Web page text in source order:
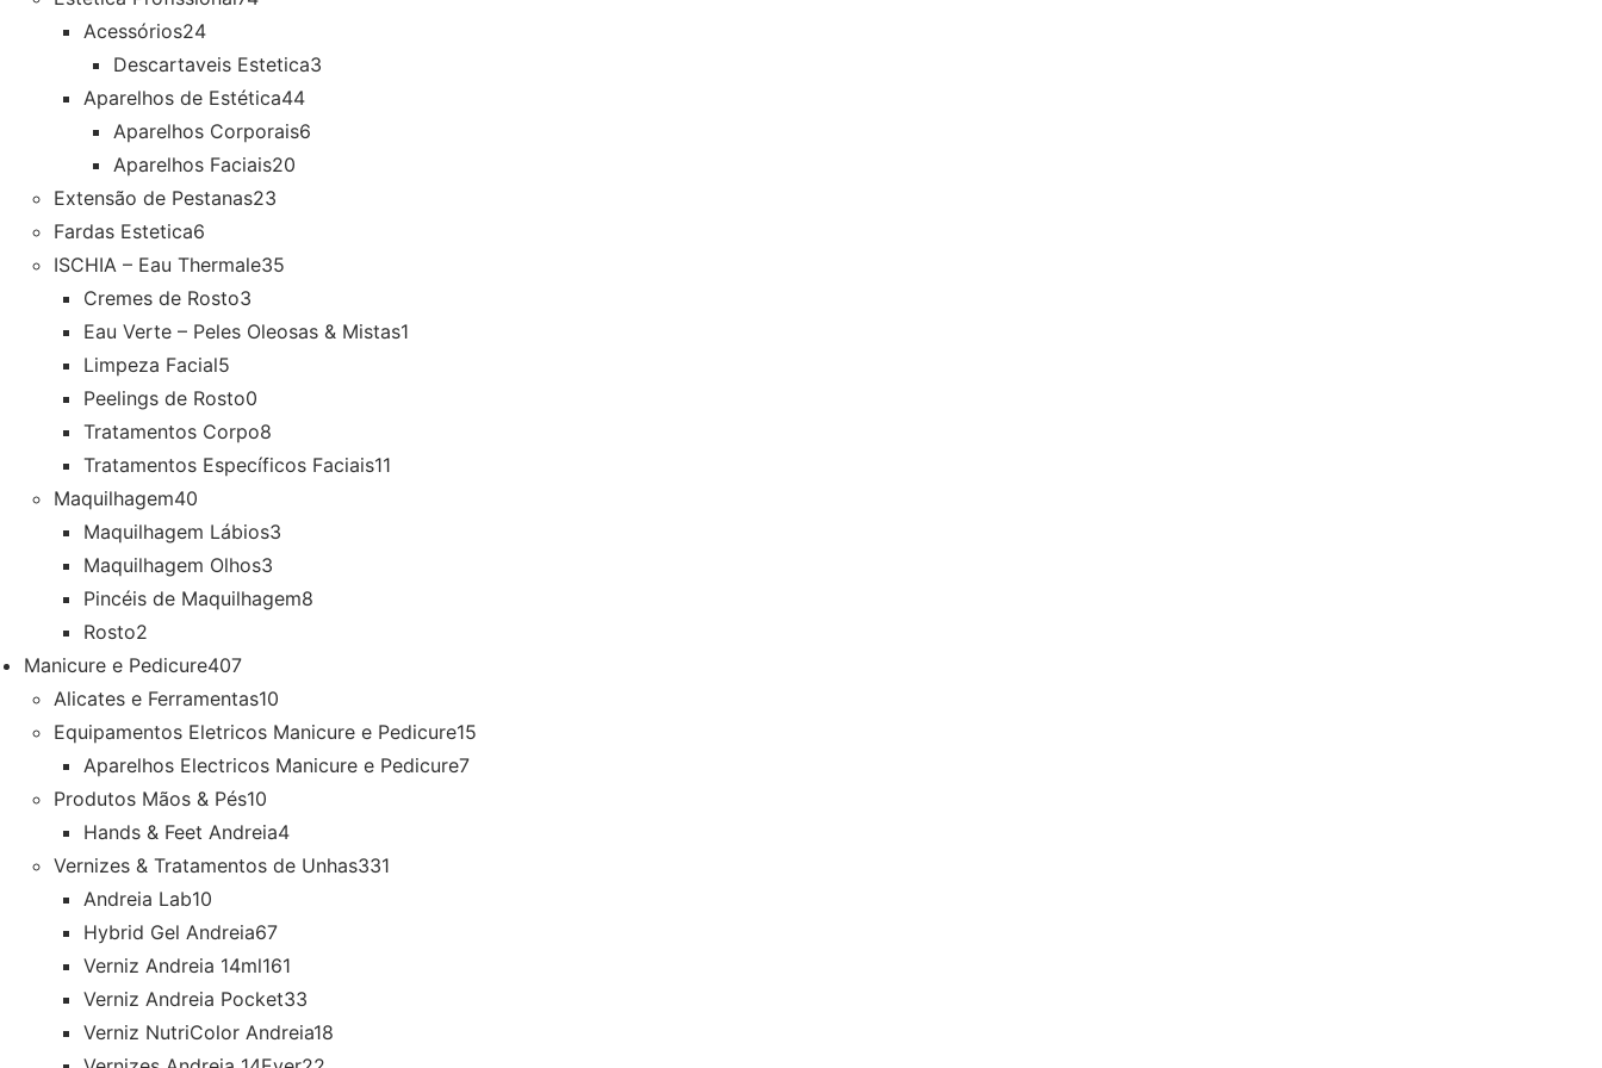
Acessórios24
Descartaveis Estetica3
Aparelhos de Estética44
Aparelhos Corporais6
Aparelhos Faciais20
Extensão de Pestanas23
Fardas Estetica6
ISCHIA – Eau Thermale35
Cremes de Rosto3
Eau Verte – Peles Oleosas & Mistas1
Limpeza Facial5
Peelings de Rosto0
Tratamentos Corpo8
Tratamentos Específicos Faciais11
Maquilhagem40
Maquilhagem Lábios3
Maquilhagem Olhos3
Pincéis de Maquilhagem8
Rosto2
Manicure e Pedicure407
Alicates e Ferramentas10
Equipamentos Eletricos Manicure e Pedicure15
Aparelhos Electricos Manicure e Pedicure7
Produtos Mãos & Pés10
Hands & Feet Andreia4
Vernizes & Tratamentos de Unhas331
Andreia Lab10
Hybrid Gel Andreia67
Verniz Andreia 14ml161
Verniz Andreia Pocket33
Verniz NutriColor Andreia18